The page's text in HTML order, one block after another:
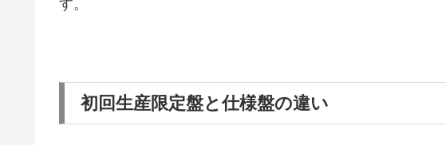
す。
初回生産限定盤と仕様盤の違い